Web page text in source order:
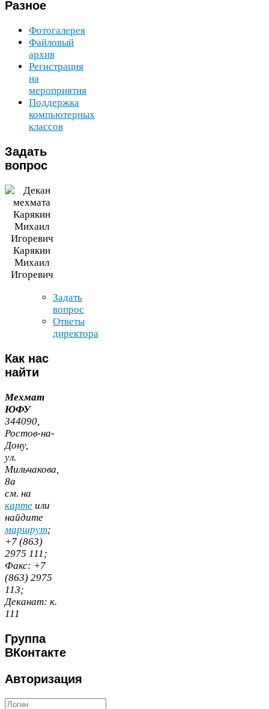
Разное
Фотогалерея
Файловый
архив
Регистрация
на
мероприятия
Поддержка
компьютерных
классов
Задать
вопрос
Карякин
Михаил
Игоревич
Задать
вопрос
Ответы
директора
Как нас
найти
Мехмат
ЮФУ
344090,
Ростов-​на-​
Дону,
ул.
Мильчакова,
8а
cм. на
карте или
найдите
маршрут;
+7 (863)
2975 111;
Факс: +7
(863) 2975
113;
Деканат: к.
111
Группа
ВКонтакте
Авторизация